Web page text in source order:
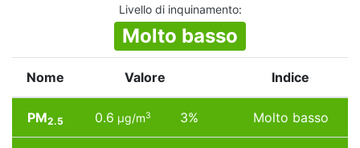
Livello di inquinamento:
Molto basso
Nome Valore Indice
PM2.5 0.6 µg/m3 3% Molto basso